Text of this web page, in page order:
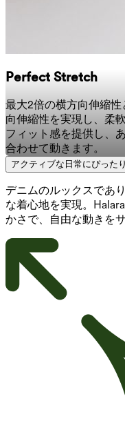
Perfect Stretch
最大2倍の横方向伸縮性
向伸縮性を実現し、柔
フィット感を提供し、
合わせて動きます。
アクティブな日常にぴった
デニムのルックスであ
な着心地を実現。
かさで、自由な動きを